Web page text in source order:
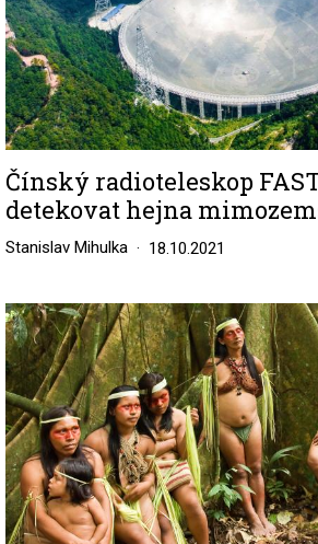
Čínský radioteleskop
detekovat hejna
Stanislav Mihulka 18.10.2021
Image